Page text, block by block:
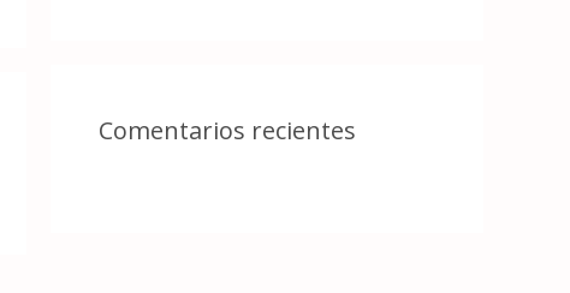
Comentarios recientes